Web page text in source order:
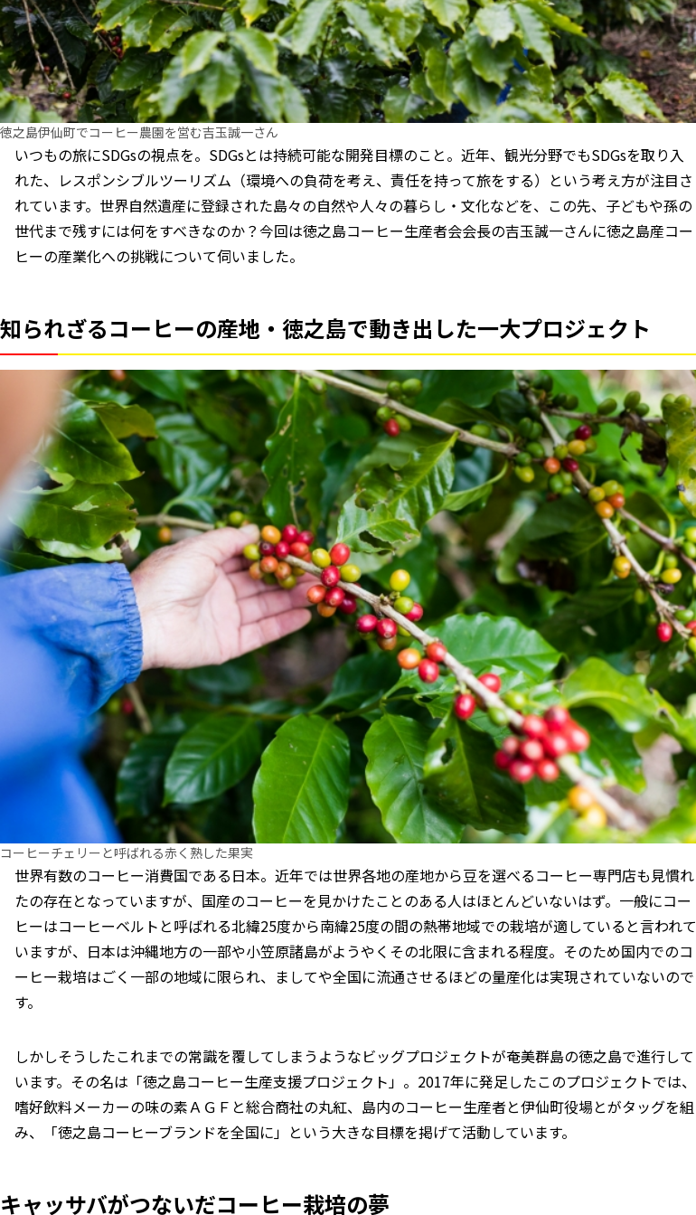
徳之島伊仙町でコーヒー農園を営む吉玉誠一さん
いつもの旅にSDGsの視点を――。SDGsとは持続可能な開発目標のこと。近年、観光分野でもSDGsを取り入
れた、レスポンシブルツーリズム（環境への負荷を考え、責任を持って旅をする）という考え方が注目さ
れています。世界自然遺産に登録された島々の自然や人々の暮らし・文化などを、この先、子どもや孫の
世代まで残すには何をすべきなのか？今回は徳之島コーヒー生産者会会長の吉玉誠一さんに徳之島産コー
ヒーの産業化への挑戦について伺いました。
知られざるコーヒーの産地・徳之島で動き出した一大プロジェクト
コーヒーチェリーと呼ばれる赤く熟した果実
世界有数のコーヒー消費国である日本。近年では世界各地の産地から豆を選べるコーヒー専門店も見慣れ
たの存在となっていますが、国産のコーヒーを見かけたことのある人はほとんどいないはず。一般にコー
ヒーはコーヒーベルトと呼ばれる北緯25度から南緯25度の間の熱帯地域での栽培が適していると言われて
いますが、日本は沖縄地方の一部や小笠原諸島がようやくその北限に含まれる程度。そのため国内でのコ
ーヒー栽培はごく一部の地域に限られ、ましてや全国に流通させるほどの量産化は実現されていないので
す。
しかしそうしたこれまでの常識を覆してしまうようなビッグプロジェクトが奄美群島の徳之島で進行して
います。その名は「徳之島コーヒー生産支援プロジェクト」。2017年に発足したこのプロジェクトでは、
嗜好飲料メーカーの味の素ＡＧＦと総合商社の丸紅、島内のコーヒー生産者と伊仙町役場とがタッグを組
み、「徳之島コーヒーブランドを全国に」という大きな目標を掲げて活動しています。
キャッサバがつないだコーヒー栽培の夢